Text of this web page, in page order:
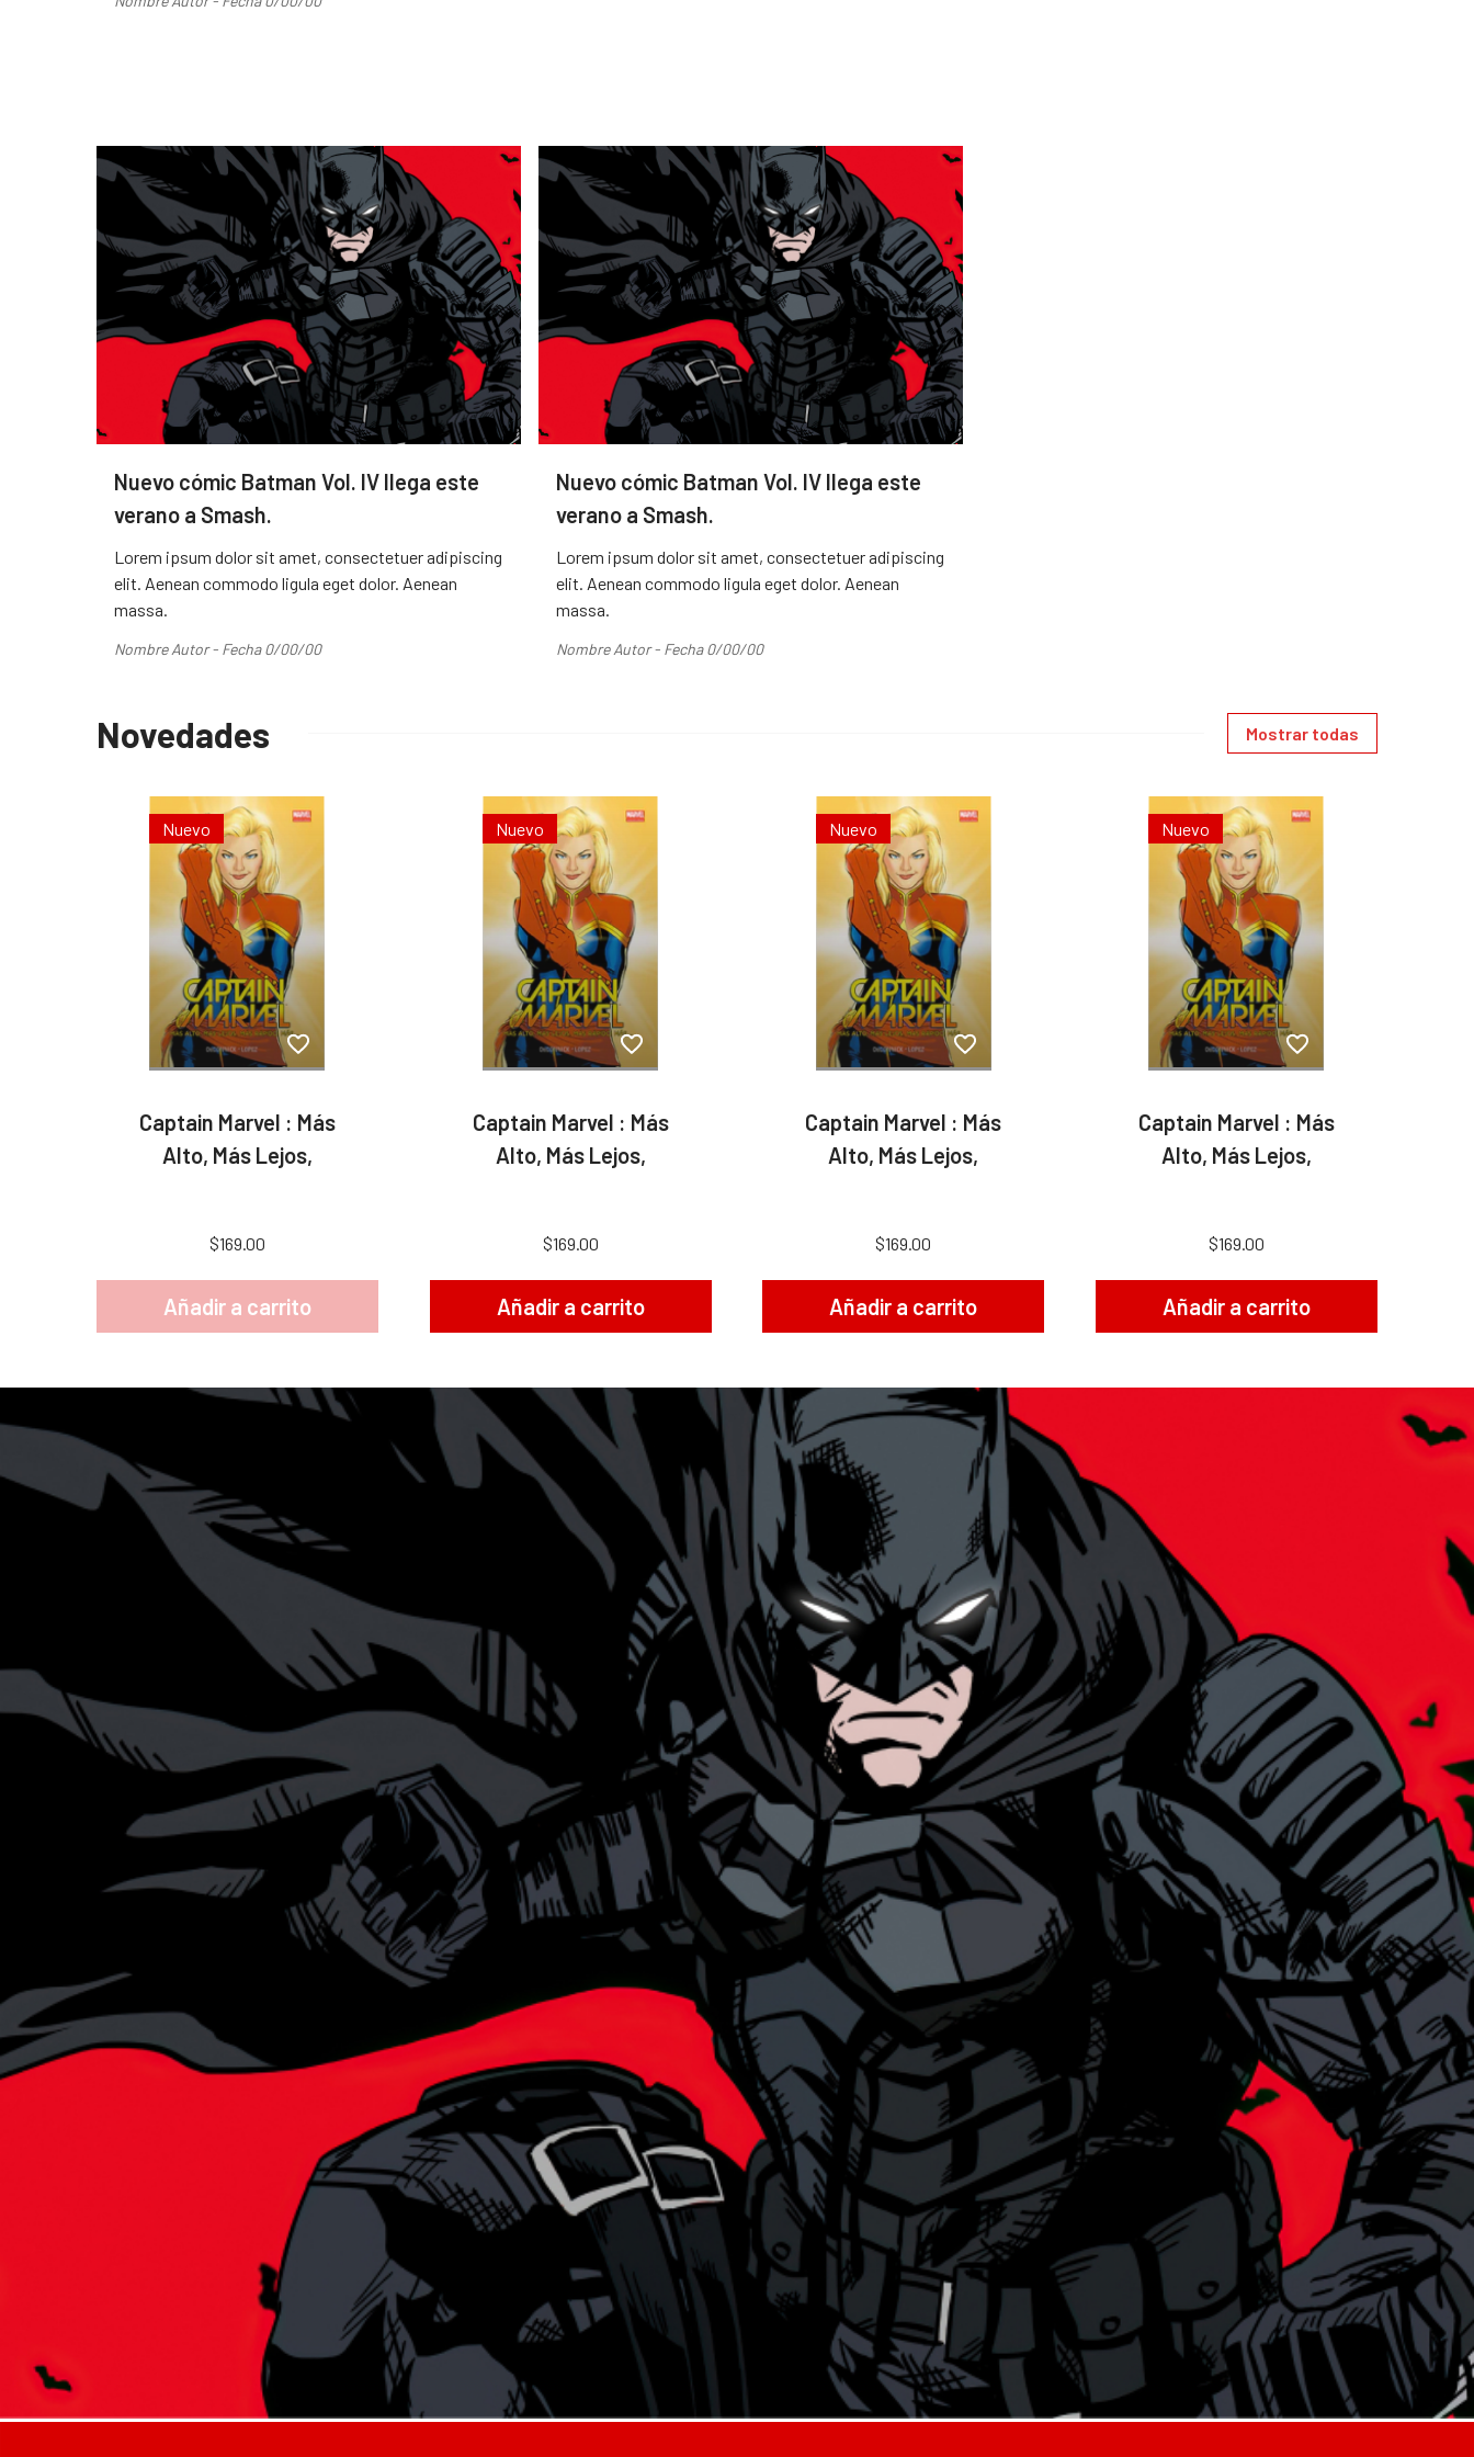
Nuevo cómic Batman Vol. IV llega este
verano a Smash.
Lorem ipsum dolor sit amet, consectetuer adipiscing
elit. Aenean commodo ligula eget dolor. Aenean
massa.
Nombre Autor - Fecha 0/00/00
Nuevo cómic Batman Vol. IV llega este
verano a Smash.
Lorem ipsum dolor sit amet, consectetuer adipiscing
elit. Aenean commodo ligula eget dolor. Aenean
massa.
Nombre Autor - Fecha 0/00/00
Novedades Mostrar todas
Nuevo
Captain Marvel : Más
Alto, Más Lejos,
$169.00
Añadir a carrito
Nuevo
Captain Marvel : Más
Alto, Más Lejos,
$169.00
Añadir a carrito
Nuevo
Captain Marvel : Más
Alto, Más Lejos,
$169.00
Añadir a carrito
Nuevo
Captain Marvel : Más
Alto, Más Lejos,
$169.00
Añadir a carrito